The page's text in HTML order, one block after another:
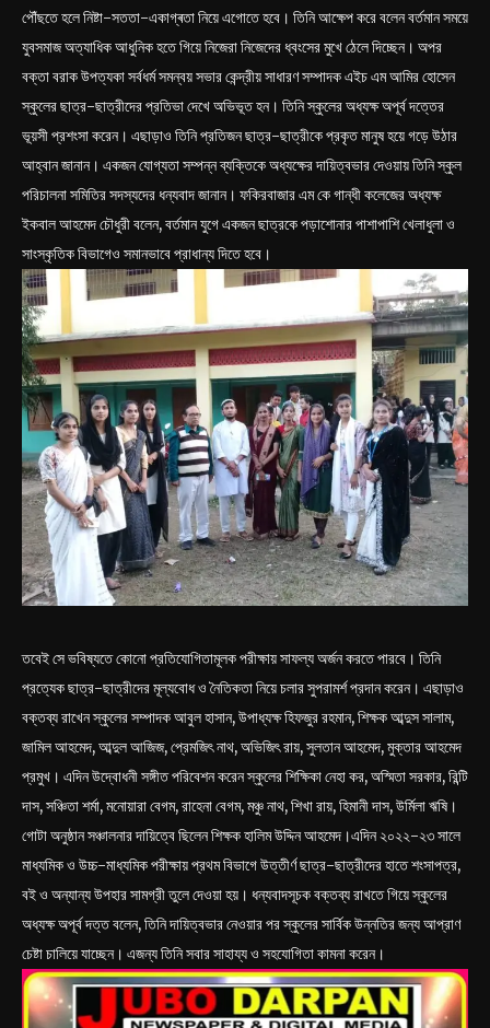
পৌঁছতে হলে নিষ্টা-সততা-একাগ্ৰতা নিয়ে এগোতে হবে। তিনি আক্ষেপ করে বলেন বর্তমান সময়ে
যুবসমাজ অত্যাধিক আধুনিক হতে গিয়ে নিজেরা নিজেদের ধ্বংসের মুখে ঠেলে দিচ্ছেন। অপর
বক্তা বরাক উপত্যকা সর্বধর্ম সমন্বয় সভার কেন্দ্রীয় সাধারণ সম্পাদক এইচ এম আমির হোসেন
স্কুলের ছাত্র-ছাত্রীদের প্রতিভা দেখে অভিভূত হন। তিনি স্কুলের অধ্যক্ষ অপূর্ব দত্তের
ভূয়সী প্রশংসা করেন। এছাড়াও তিনি প্রতিজন ছাত্র-ছাত্রীকে প্রকৃত মানুষ হয়ে গড়ে উঠার
আহ্বান জানান। একজন যোগ্যতা সম্পন্ন ব্যক্তিকে অধ্যক্ষের দায়িত্বভার দেওয়ায় তিনি স্কুল
পরিচালনা সমিতির সদস্যদের ধন্যবাদ জানান। ফকিরবাজার এম কে গান্ধী কলেজের অধ্যক্ষ
ইকবাল আহমেদ চৌধুরী বলেন, বর্তমান যুগে একজন ছাত্রকে পড়াশোনার পাশাপাশি খেলাধুলা ও
সাংস্কৃতিক বিভাগেও সমানভাবে প্রাধান্য দিতে হবে।
তবেই সে ভবিষ্যতে কোনো প্রতিযোগিতামূলক পরীক্ষায় সাফল্য অর্জন করতে পারবে। তিনি
প্রত্যেক ছাত্র-ছাত্রীদের মূল্যবোধ ও নৈতিকতা নিয়ে চলার সুপরামর্শ প্রদান করেন। এছাড়াও
বক্তব্য রাখেন স্কুলের সম্পাদক আবুল হাসান, উপাধ্যক্ষ হিফজুর রহমান, শিক্ষক আব্দুস সালাম,
জামিল আহমেদ, আব্দুল আজিজ, প্রেমজিৎ নাথ, অভিজিৎ রায়, সুলতান আহমেদ, মুক্তার আহমেদ
প্রমুখ। এদিন উদ্বোধনী সঙ্গীত পরিবেশন করেন স্কুলের শিক্ষিকা নেহা কর, অস্মিতা সরকার, রিন্টি
দাস, সঞ্চিতা শর্মা, মনোয়ারা বেগম, রাহেনা বেগম, মঞ্চু নাথ, শিখা রায়, হিমানী দাস, উর্মিলা ঋষি।
গোটা অনুষ্ঠান সঞ্চালনার দায়িত্বে ছিলেন শিক্ষক হালিম উদ্দিন আহমেদ।এদিন ২০২২-২৩ সালে
মাধ্যমিক ও উচ্চ-মাধ্যমিক পরীক্ষায় প্রথম বিভাগে উত্তীর্ণ ছাত্র-ছাত্রীদের হাতে শংসাপত্র,
বই ও অন্যান্য উপহার সামগ্রী তুলে দেওয়া হয়। ধন্যবাদসূচক বক্তব্য রাখতে গিয়ে স্কুলের
অধ্যক্ষ অপূর্ব দত্ত বলেন, তিনি দায়িত্বভার নেওয়ার পর স্কুলের সার্বিক উন্নতির জন্য আপ্রাণ
চেষ্টা চালিয়ে যাচ্ছেন। এজন্য তিনি সবার সাহায্য ও সহযোগিতা কামনা করেন।